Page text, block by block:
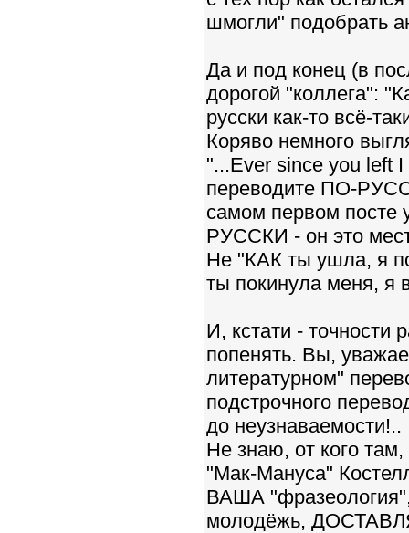
шмогли" подобрать
Да и под конец (в
дорогой "коллега":
русски как-то всё-
Коряво немного
"...Ever since you left
переводите ПО-
самом первом посте
РУССКИ - он это
Не "КАК ты ушла, я
ты покинула меня, я
И, кстати - точности
попенять. Вы,
литературном"
подстрочного
до
Не знаю, от кого
"Мак-Мануса"
ВАША "фразеология",
молодёжь,